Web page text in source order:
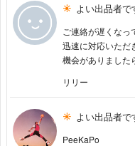
よい出品者で
ご連絡が遅くなっ
迅速に対応いただ
機会がありました
リリー
よい出品者で
PeeKaPo